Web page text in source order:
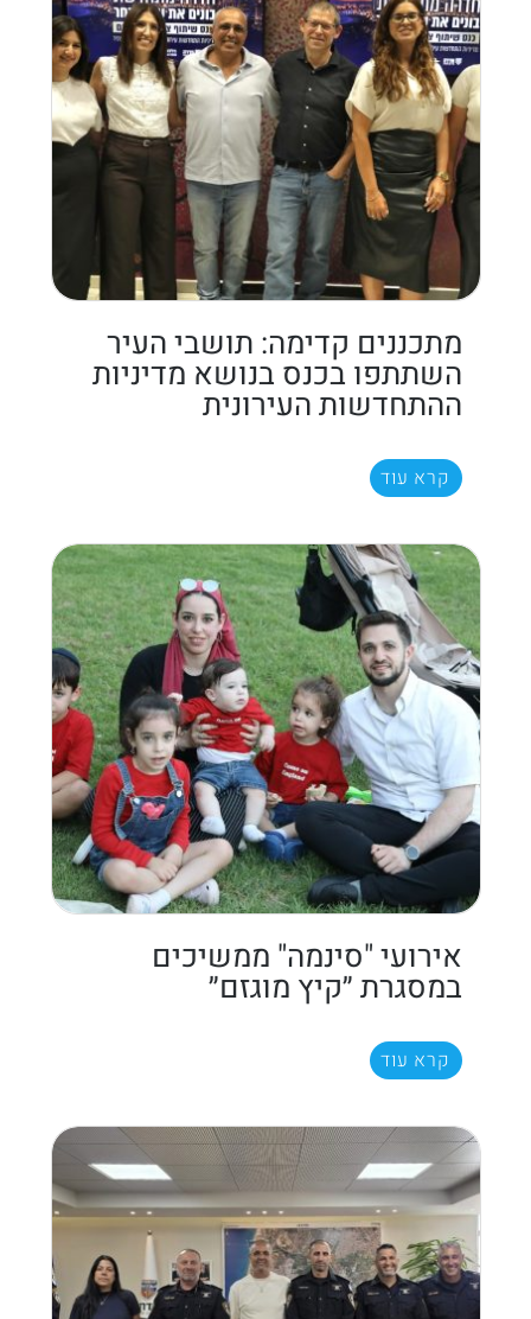
מתכננים קדימה: תושבי העיר
השתתפו בכנס בנושא מדיניות
ההתחדשות העירונית
קרא עוד
אירועי "סינמה" ממשיכים
במסגרת ״קיץ מוגזם״
קרא עוד